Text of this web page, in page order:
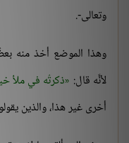
وتعالى-.
وهذا الموضع أخذ منه
لأنَّه قال: ذكرتُه في ملأ
أخرى غير هذا، والذين